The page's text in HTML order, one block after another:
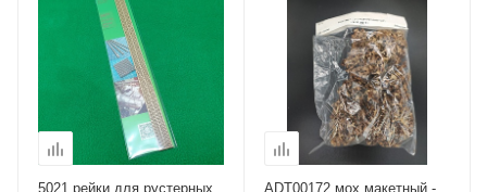
5021 рейки для рустерных
ADT00172 мох макетный -